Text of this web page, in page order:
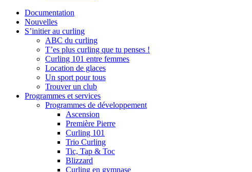
Documentation
Nouvelles
S’initier au curling
ABC du curling
T’es plus curling que tu penses !
Curling 101 entre femmes
Location de glaces
Un sport pour tous
Trouver un club
Programmes et services
Programmes de développement
Ascension
Première Pierre
Curling 101
Trio Curling
Tic, Tap & Toc
Blizzard
Curling en gymnase